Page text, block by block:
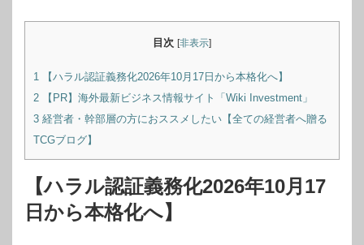
目次 [非表示]
1 【ハラル認証義務化2026年10月17日から本格化へ】
2 【PR】海外最新ビジネス情報サイト「Wiki Investment」
3 経営者・幹部層の方におススメしたい【全ての経営者へ贈る
TCGブログ】
【ハラル認証義務化2026年10月17
日から本格化へ】